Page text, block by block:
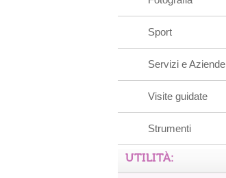
Sport
Servizi e Aziende
Visite guidate
Strumenti
UTILITÀ: